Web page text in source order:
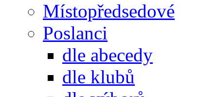
Místopředsedové
Poslanci
dle abecedy
dle klubů